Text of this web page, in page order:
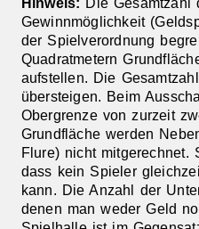
Gewinnmöglichkeit
der Spielverordnung
Quadratmetern
aufstellen. Die
übersteigen. Beim
Obergrenze von zurzeit
Grundfläche werden
Flure) nicht mitgerechnet.
dass kein Spieler
kann. Die Anzahl der
denen man weder Geld